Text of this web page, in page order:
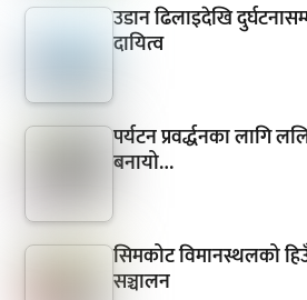
उडान ढिलाइदेखि
दायित्व
पर्यटन प्रवर्द्धनका लागि
बनायो…
सिमकोट विमानस्थलको
सञ्चालन